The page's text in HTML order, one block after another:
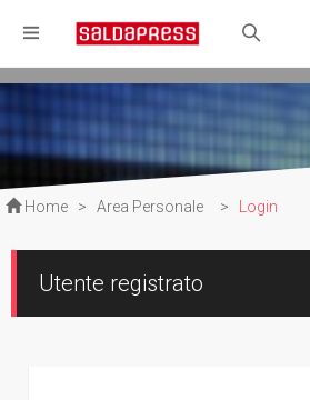
Home > Area Personale > Login
Utente registrato